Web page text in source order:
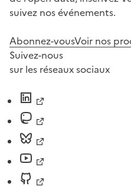
suivez nos événements.
Abonnez-vousVoir nos
Suivez-nous
sur les réseaux sociaux